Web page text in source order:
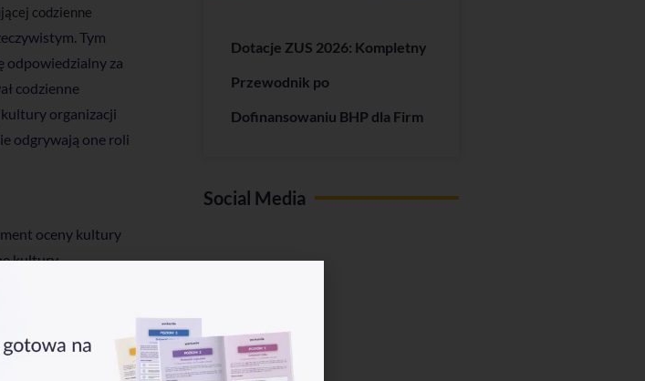
codzienne
Tym
odpowiedzialny za
codzienne
organizacji
odgrywają one roli
oceny kultury
kultury
są
Dotacje ZUS 2026: Kompletny
Przewodnik po
Dofinansowaniu BHP dla Firm
Social Media